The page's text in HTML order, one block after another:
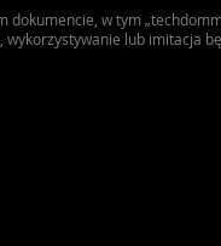
w tym
lub imitacja